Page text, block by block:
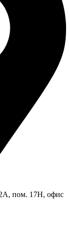
2А, пом. 17Н, офис